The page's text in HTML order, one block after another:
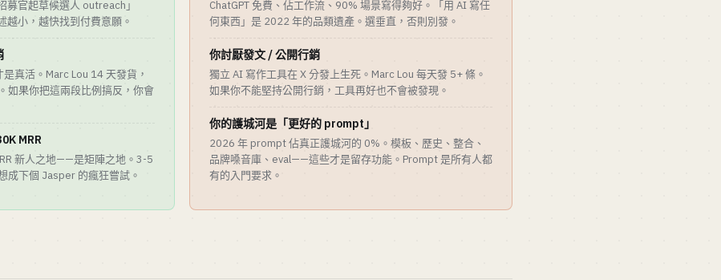
募官起草候選人 outreach」
越小，越快找到付費意願。
真活。Marc Lou 14 天發貨，
如果你把這兩段比例搞反，你會
MRR
新人之地——是矩陣之地。3-5
成下個 Jasper 的瘋狂嘗試。
ChatGPT 免費、佔工作流、90% 場景寫得夠好。「用 AI 寫任
何東西」是 2022 年的品類遺產。選垂直，否則別發。
你討厭發文 / 公開行銷
獨立 AI 寫作工具在 X 分發上生死。Marc Lou 每天發 5+ 條。
如果你不能堅持公開行銷，工具再好也不會被發現。
你的護城河是「更好的 prompt」
2026 年 prompt 佔真正護城河的 0%。模板、歷史、整合、
品牌嗓音庫、eval——這些才是留存功能。Prompt 是所有人都
有的入門要求。